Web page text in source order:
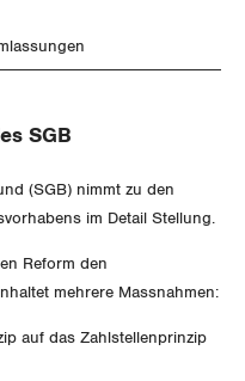
SGB
(SGB) nimmt zu den
im Detail Stellung.
Reform den
mehrere Massnahmen:
auf das Zahlstellenprinzip